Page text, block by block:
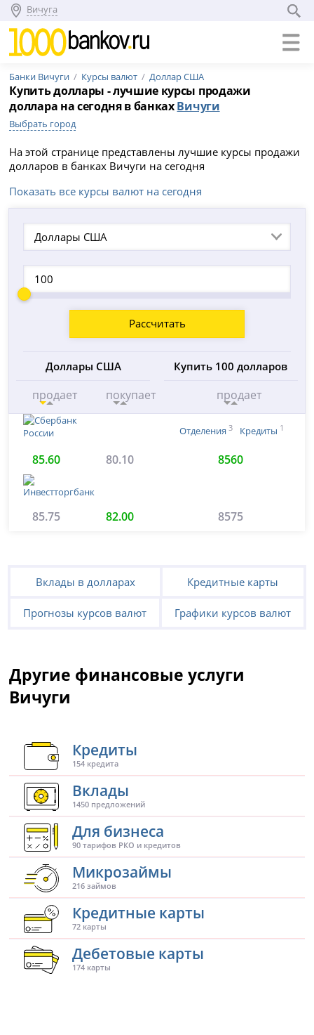
Вичуга
Банки Вичуги Курсы валют Доллар США
Купить доллары - лучшие курсы продажи
доллара на сегодня в банкахВичуги
Выбрать город
На этой странице представлены лучшие курсы продажи
долларов в банках Вичуги на сегодня
Показать все курсы валют на сегодня
Доллары США
Рассчитать
Доллары США
продает покупает
Купить 100 долларов
продает
Отделения 3 Кредиты 1
85.60 80.10 8560
85.75 82.00 8575
Вклады в долларах Кредитные карты
Прогнозы курсов валют Графики курсов валют
Другие финансовые услуги
Вичуги
Кредиты
154 кредита
Вклады
1450 предложений
Для бизнеса
90 тарифов РКО и кредитов
Микрозаймы
216 займов
Кредитные карты
72 карты
Дебетовые карты
174 карты